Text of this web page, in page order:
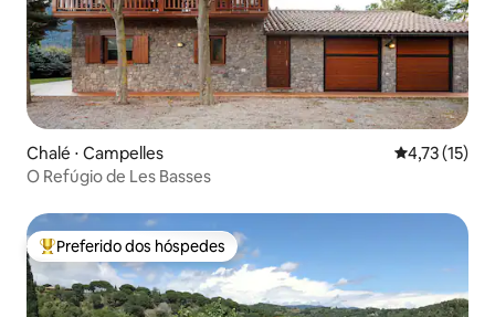
Chalé ⋅ Campelles 4,73 de uma
4,73 (15)
O Refúgio de Les Basses
Entre os melhores preferidos dos hóspedes
Preferido dos hóspedes